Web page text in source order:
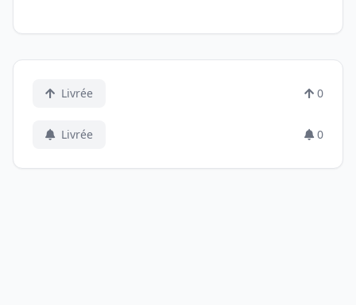
Livrée 0
Livrée 0